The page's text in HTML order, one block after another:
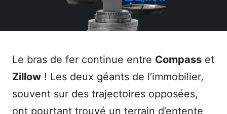
Le bras de fer continue entre Compass et
Zillow ! Les deux géants de l’immobilier,
souvent sur des trajectoires opposées,
ont pourtant trouvé un terrain d’entente